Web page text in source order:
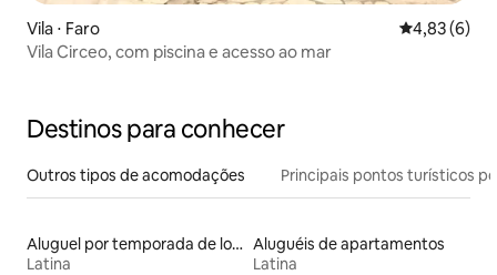
Vila ⋅ Faro 4,83 de uma
4,83 (6)
Vila Circeo, com piscina e acesso ao mar
Destinos para conhecer
Outros tipos de acomodações Principais pontos turísticos
Aluguel por temporada de lofts
Latina
Aluguéis de apartamentos
Latina